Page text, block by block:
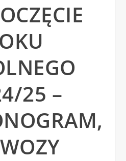
25 –